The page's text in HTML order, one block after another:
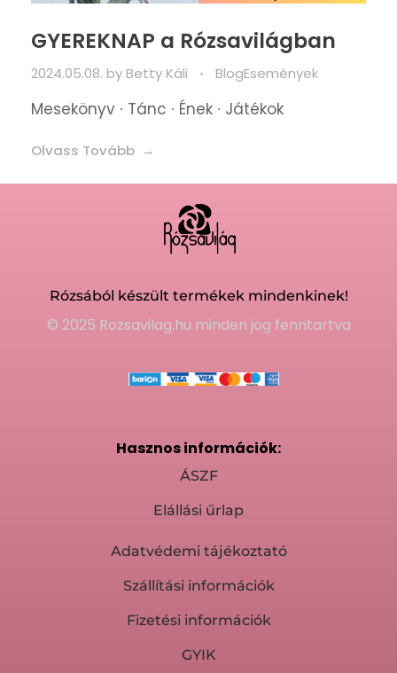
GYEREKNAP a Rózsavilágban
2024.05.08. byBetty Káli BlogEsemények
Mesekönyv ∙ Tánc ∙ Ének ∙ Játékok
Olvass Tovább
Rózsából készült termékek mindenkinek!
© 2025 Rozsavilag.hu minden jog fenntartva
Hasznos információk:
ÁSZF
Elállási űrlap
Adatvédemi tájékoztató
Szállítási információk
Fizetési információk
GYIK